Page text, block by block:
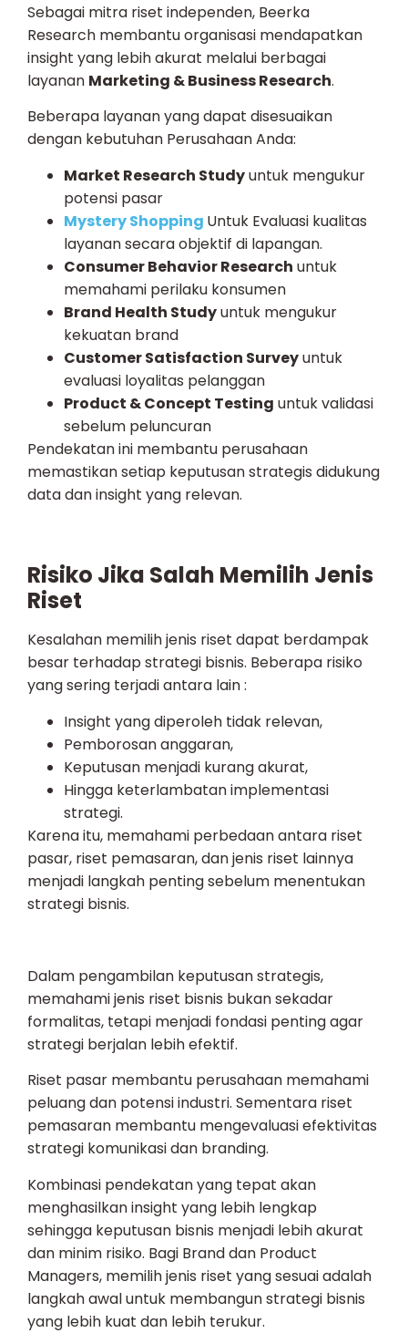
Sebagai mitra riset independen, Beerka
Research membantu organisasi mendapatkan
insight yang lebih akurat melalui berbagai
layanan Marketing & Business Research.
Beberapa layanan yang dapat disesuaikan
dengan kebutuhan Perusahaan Anda:
Market Research Studyuntuk mengukur
potensi pasar
Mystery Shopping Untuk Evaluasi kualitas
layanan secara objektif di lapangan.
Consumer Behavior Research untuk
memahami perilaku konsumen
Brand Health Studyuntuk mengukur
kekuatan brand
Customer Satisfaction Surveyuntuk
evaluasi loyalitas pelanggan
Product & Concept Testing untuk validasi
sebelum peluncuran
Pendekatan ini membantu perusahaan
memastikan setiap keputusan strategis didukung
data dan insight yang relevan.
Risiko Jika Salah Memilih Jenis
Riset
Kesalahan memilih jenis riset dapat berdampak
besar terhadap strategi bisnis. Beberapa risiko
yang sering terjadi antara lain :
Insight yang diperoleh tidak relevan,
Pemborosan anggaran,
Keputusan menjadi kurang akurat,
Hingga keterlambatan implementasi
strategi.
Karena itu, memahami perbedaan antara riset
pasar, riset pemasaran, dan jenis riset lainnya
menjadi langkah penting sebelum menentukan
strategi bisnis.
Dalam pengambilan keputusan strategis,
memahami jenis riset bisnis bukan sekadar
formalitas, tetapi menjadi fondasi penting agar
strategi berjalan lebih efektif.
Riset pasar membantu perusahaan memahami
peluang dan potensi industri. Sementara riset
pemasaran membantu mengevaluasi efektivitas
strategi komunikasi dan branding.
Kombinasi pendekatan yang tepat akan
menghasilkan insight yang lebih lengkap
sehingga keputusan bisnis menjadi lebih akurat
dan minim risiko. Bagi Brand dan Product
Managers, memilih jenis riset yang sesuai adalah
langkah awal untuk membangun strategi bisnis
yang lebih kuat dan lebih terukur.